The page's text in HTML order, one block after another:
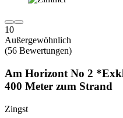
10
Außergewöhnlich
(56 Bewertungen)
Am Horizont No 2
400 Meter zum Strand
Zingst